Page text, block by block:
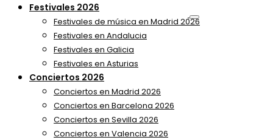
Festivales 2026
Festivales de música en Madrid 2026
Festivales en Andalucia
Festivales en Galicia
Festivales en Asturias
Conciertos 2026
Conciertos en Madrid 2026
Conciertos en Barcelona 2026
Conciertos en Sevilla 2026
Conciertos en Valencia 2026